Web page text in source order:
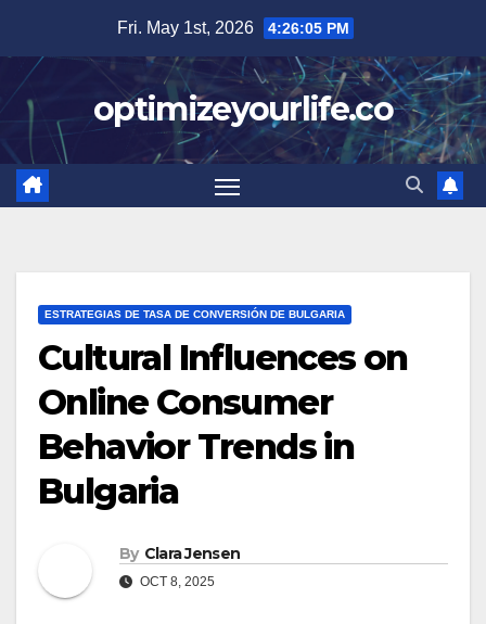
content
Fri. May 1st, 2026 4:26:06 PM
optimizeyourlife.co
ESTRATEGIAS DE TASA DE CONVERSIÓN DE BULGARIA
Cultural Influences on
Online Consumer
Behavior Trends in
Bulgaria
By Clara Jensen
OCT 8, 2025